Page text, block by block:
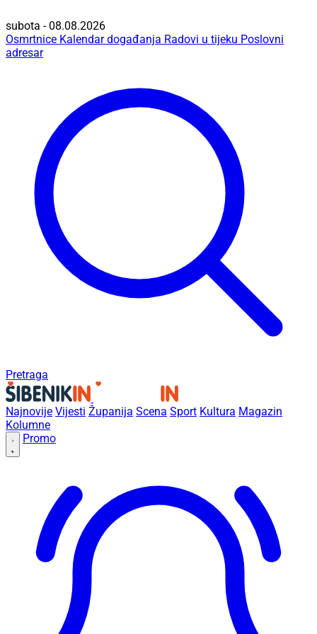
subota - 08.08.2026
Osmrtnice Kalendar događanja Radovi u tijeku Poslovni
adresar
Pretraga
Najnovije Vijesti Županija Scena Sport Kultura Magazin
Kolumne
Promo